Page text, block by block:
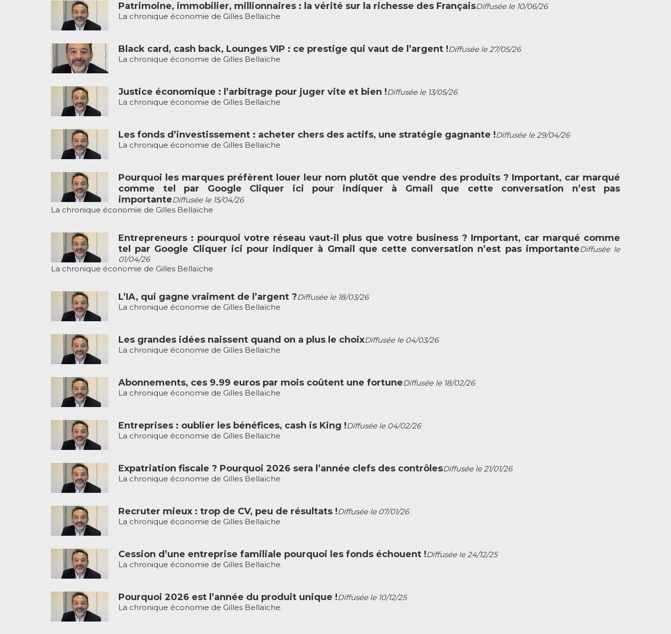
Patrimoine, immobilier, millionnaires : la vérité sur la richesse des FrançaisDiffusée le 10/06/26
La chronique économie de Gilles Bellaïche
Black card, cash back, Lounges VIP : ce prestige qui vaut de l’argent !Diffusée le 27/05/26
La chronique économie de Gilles Bellaïche
Justice économique : l’arbitrage pour juger vite et bien !Diffusée le 13/05/26
La chronique économie de Gilles Bellaïche
Les fonds d’investissement : acheter chers des actifs, une stratégie gagnante !Diffusée le 29/04/26
La chronique économie de Gilles Bellaïche
Pourquoi les marques préfèrent louer leur nom plutôt que vendre des produits ? Important, car marqué
comme tel par Google Cliquer ici pour indiquer à Gmail que cette conversation n’est pas
importanteDiffusée le 15/04/26
La chronique économie de Gilles Bellaïche
Entrepreneurs : pourquoi votre réseau vaut-il plus que votre business ? Important, car marqué comme
tel par Google Cliquer ici pour indiquer à Gmail que cette conversation n’est pas importanteDiffusée le
01/04/26
La chronique économie de Gilles Bellaïche
L’IA, qui gagne vraiment de l’argent ?Diffusée le 18/03/26
La chronique économie de Gilles Bellaïche
Les grandes idées naissent quand on a plus le choixDiffusée le 04/03/26
La chronique économie de Gilles Bellaïche
Abonnements, ces 9.99 euros par mois coûtent une fortuneDiffusée le 18/02/26
La chronique économie de Gilles Bellaïche
Entreprises : oublier les bénéfices, cash is King !Diffusée le 04/02/26
La chronique économie de Gilles Bellaïche
Expatriation fiscale ? Pourquoi 2026 sera l’année clefs des contrôlesDiffusée le 21/01/26
La chronique économie de Gilles Bellaïche
Recruter mieux : trop de CV, peu de résultats !Diffusée le 07/01/26
La chronique économie de Gilles Bellaïche
Cession d’une entreprise familiale pourquoi les fonds échouent !Diffusée le 24/12/25
La chronique économie de Gilles Bellaïche.
Pourquoi 2026 est l’année du produit unique !Diffusée le 10/12/25
La chronique économie de Gilles Bellaïche.